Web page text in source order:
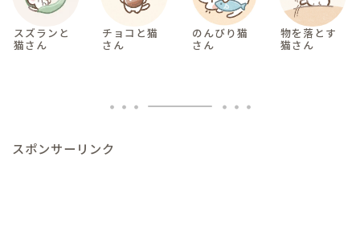
スズランと
猫さん
チョコと猫
さん
のんびり猫
さん
物を落とす
猫さん
スポンサーリンク